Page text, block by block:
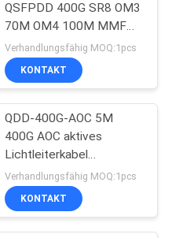
QSFPDD 400G SR8 OM3
70M OM4 100M MMF
SFP
Verhandlungsfähig MOQ:1pcs
KONTAKT
QDD-400G-AOC 5M
400G AOC aktives
Lichtleiterkabel
Customizted Kabel-
QSFP-DD
Verhandlungsfähig MOQ:1pcs
KONTAKT